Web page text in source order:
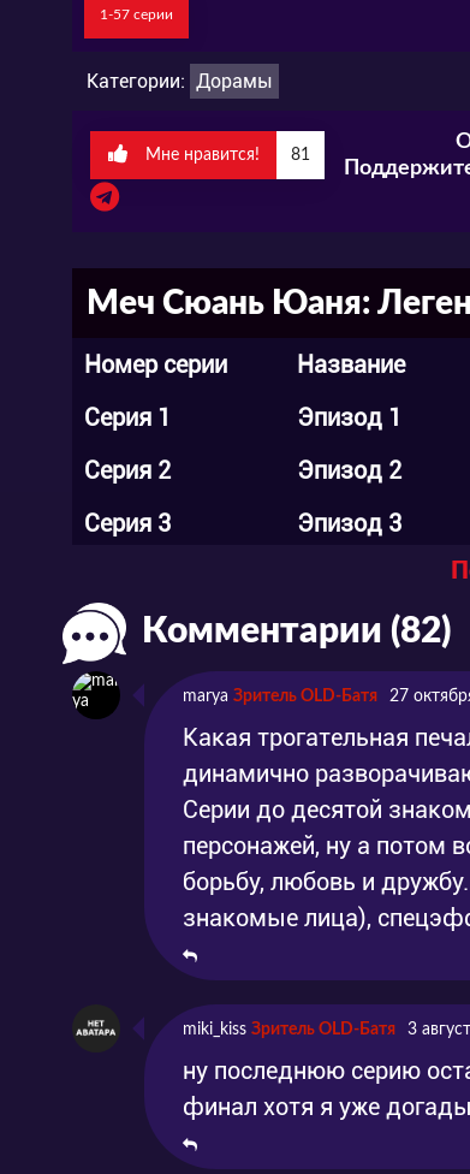
Посмотреть историческую
также не нужно. Наша команда
отличную озвучку персонажей и
чтобы не пропустить ни одной
любимого сериала! Не забывайте
1-57 серии
Категории: Дорамы
Мне нравится! 81
Меч Сюань Юаня:
Номер серии Название
Серия 1
Эпизод 1
Серия 2
Эпизод 2
Серия 3
Эпизод 3
Серия 5
Эпизод 5
Серия 6
Эпизод 6
Серия 7
Эпизод 7
Эпизод 8
Эпизод 9
Эпизод 10
Серия 11
Эпизод 12
Серия 13
Серия 14
Эпизод 14
Серия 15
Комментарии (82)
marya Зритель OLD-Батя 27
Какая трогательная
динамично
Серии до десятой
персонажей, ну а потом
борьбу, любовь и
знакомые лица),
miki_kiss Зритель OLD-Батя 3
ну последнюю серию
финал хотя я уже